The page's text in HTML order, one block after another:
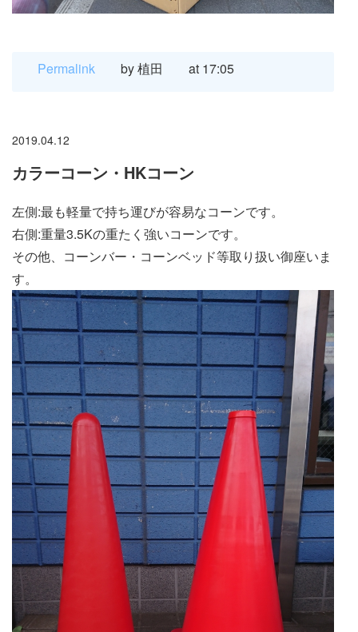
Permalink by 植田 at 17:05
2019.04.12
カラーコーン・HKコーン
左側:最も軽量で持ち運びが容易なコーンです。
右側:重量3.5Kの重たく強いコーンです。
その他、コーンバー・コーンベッド等取り扱い御座いま
す。